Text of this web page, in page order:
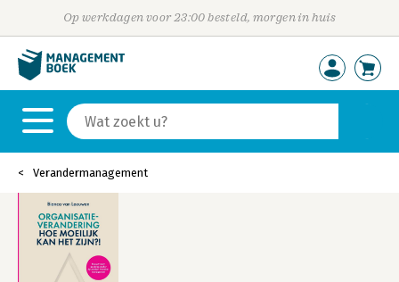
Op werkdagen voor 23:00 besteld, morgen in huis
Verandermanagement